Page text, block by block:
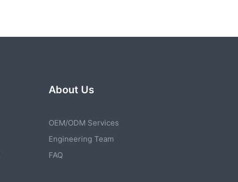
About Us
OEM/ODM Services
Engineering Team
FAQ